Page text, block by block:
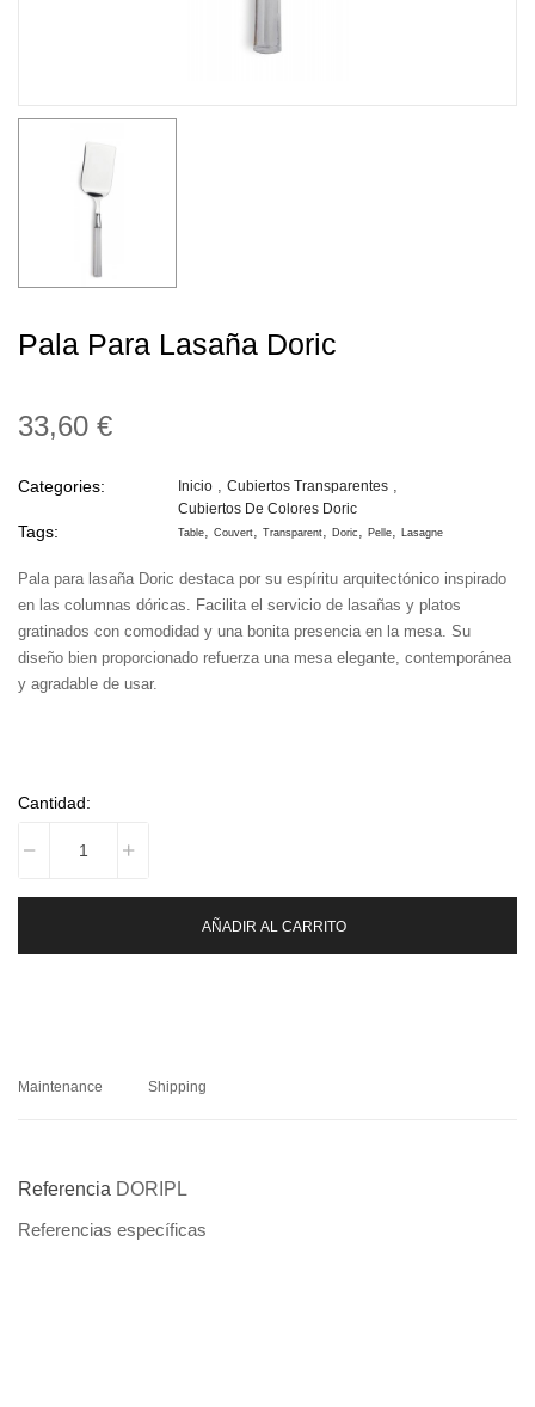
Pala Para Lasaña Doric
33,60 €
Categories: Inicio
Cubiertos Transparentes
Cubiertos De Colores Doric
Tags: Table Couvert Transparent Doric Pelle Lasagne
Pala para lasaña Doric destaca por su espíritu arquitectónico inspirado
en las columnas dóricas. Facilita el servicio de lasañas y platos
gratinados con comodidad y una bonita presencia en la mesa. Su
diseño bien proporcionado refuerza una mesa elegante, contemporánea
y agradable de usar.
Cantidad:
AÑADIR AL CARRITO
Maintenance Shipping
Referencia DORIPL
Referencias específicas